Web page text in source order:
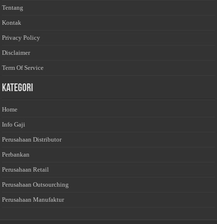
Tentang
Kontak
Privacy Policy
Disclaimer
Term Of Service
Kategori
Home
Info Gaji
Perusahaan Distributor
Perbankan
Perusahaan Retail
Perusahaan Outsourching
Perusahaan Manufaktur